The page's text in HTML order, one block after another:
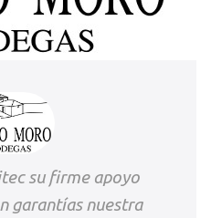
su firme apoyo
garantías nuestra